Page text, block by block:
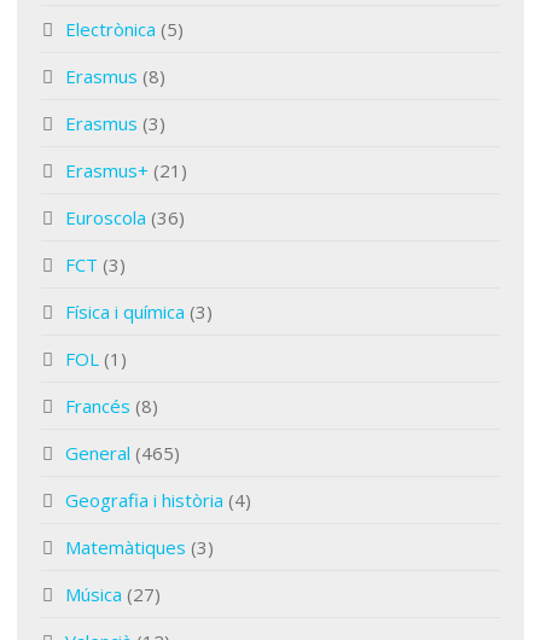
Electrònica (5)
Erasmus (8)
Erasmus (3)
Erasmus+ (21)
Euroscola (36)
FCT (3)
Física i química (3)
FOL (1)
Francés (8)
General (465)
Geografia i història (4)
Matemàtiques (3)
Música (27)